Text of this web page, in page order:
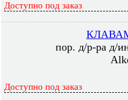
Доступно под заказ
пор. д/р-ра д/
Доступно под заказ